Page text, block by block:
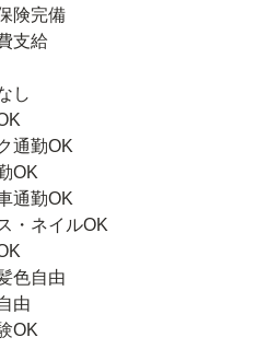
険完備
支給
し
通勤OK
OK
通勤OK
・ネイルOK
色自由
由
OK